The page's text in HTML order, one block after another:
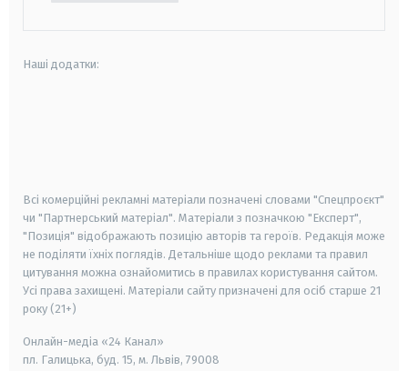
Наші додатки:
Всі комерційні рекламні матеріали позначені словами "Спецпроєкт"
чи "Партнерський матеріал". Матеріали з позначкою "Експерт",
"Позиція" відображають позицію авторів та героїв. Редакція може
не поділяти їхніх поглядів. Детальніше щодо реклами та правил
цитування можна ознайомитись в правилах користування сайтом.
Усі права захищені. Матеріали сайту призначені для осіб старше 21
року (21+)
Онлайн-медіа «24 Канал»
пл. Галицька, буд. 15, м. Львів, 79008